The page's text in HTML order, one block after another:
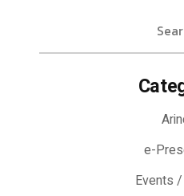
e-
Events